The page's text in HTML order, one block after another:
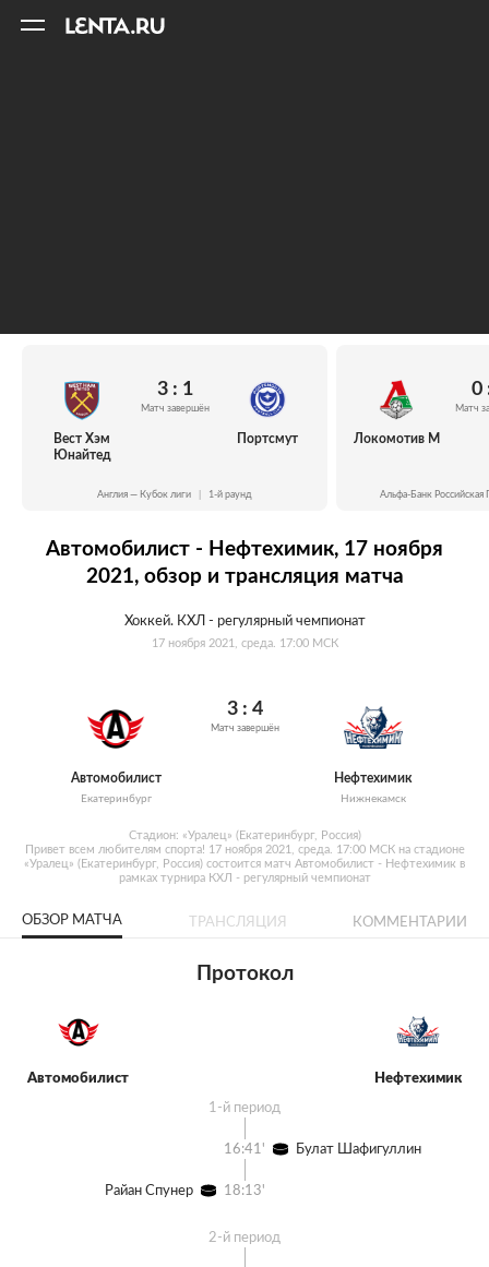
Вест Хэм
Юнайтед
3 : 1
Матч завершён
Портсмут
Англия — Кубок лиги 1-й раунд
Локомотив М
0
Матч
Альфа-Банк Российская
Автомобилист - Нефтехимик, 17 ноября
2021, обзор и трансляция матча
Хоккей. КХЛ - регулярный чемпионат
17 ноября 2021, среда. 17:00 МСК
Автомобилист
Екатеринбург
3 : 4
Матч завершён
Нефтехимик
Нижнекамск
Стадион: «Уралец» (Екатеринбург, Россия)
Привет всем любителям спорта! 17 ноября 2021, среда. 17:00 МСК на стадионе
«Уралец» (Екатеринбург, Россия) состоится матч Автомобилист - Нефтехимик в
рамках турнира КХЛ - регулярный чемпионат
ОБЗОР МАТЧА ТРАНСЛЯЦИЯ КОММЕНТАРИИ
Протокол
Автомобилист Нефтехимик
1-й период
Булат Шафигуллин
16:41'
Райан Спунер 18:13'
2-й период